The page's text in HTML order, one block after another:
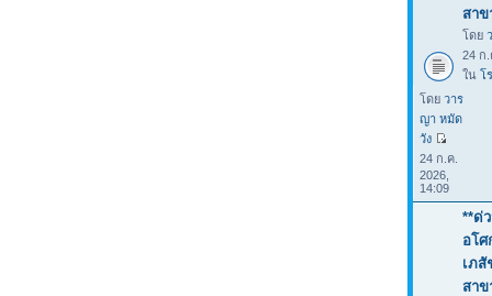
สาข
โดย
24 ก.
ใน โ
โดย วาร
ญา หมัด
วัง
24 ก.ค.
2026,
14:09
**ด่
อโ
เภสั
สาข